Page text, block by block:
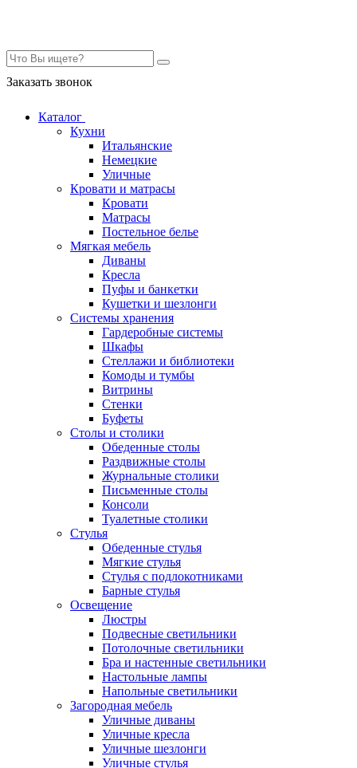
Заказать звонок
Каталог
Кухни
Итальянские
Немецкие
Уличные
Кровати и матрасы
Кровати
Матрасы
Постельное белье
Мягкая мебель
Диваны
Кресла
Пуфы и банкетки
Кушетки и шезлонги
Системы хранения
Гардеробные системы
Шкафы
Стеллажи и библиотеки
Комоды и тумбы
Витрины
Стенки
Буфеты
Столы и столики
Обеденные столы
Раздвижные столы
Журнальные столики
Письменные столы
Консоли
Туалетные столики
Стулья
Обеденные стулья
Мягкие стулья
Стулья с подлокотниками
Барные стулья
Освещение
Люстры
Подвесные светильники
Потолочные светильники
Бра и настенные светильники
Настольные лампы
Напольные светильники
Загородная мебель
Уличные диваны
Уличные кресла
Уличные шезлонги
Уличные стулья